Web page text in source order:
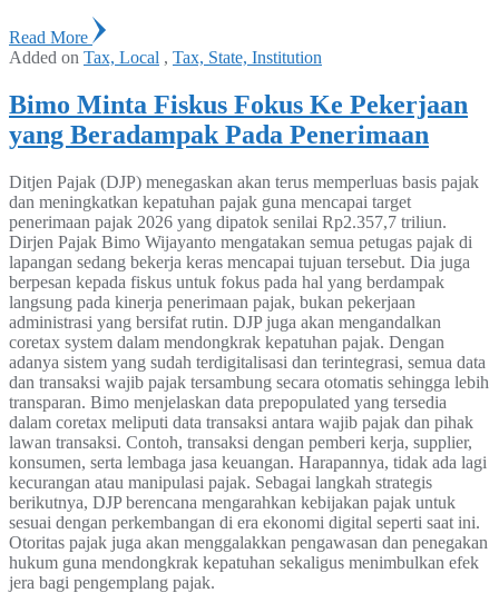
Read More
Added on Tax, Local , Tax, State, Institution
Bimo Minta Fiskus Fokus Ke Pekerjaan
yang Beradampak Pada Penerimaan
Ditjen Pajak (DJP) menegaskan akan terus memperluas basis pajak
dan meningkatkan kepatuhan pajak guna mencapai target
penerimaan pajak 2026 yang dipatok senilai Rp2.357,7 triliun.
Dirjen Pajak Bimo Wijayanto mengatakan semua petugas pajak di
lapangan sedang bekerja keras mencapai tujuan tersebut. Dia juga
berpesan kepada fiskus untuk fokus pada hal yang berdampak
langsung pada kinerja penerimaan pajak, bukan pekerjaan
administrasi yang bersifat rutin. DJP juga akan mengandalkan
coretax system dalam mendongkrak kepatuhan pajak. Dengan
adanya sistem yang sudah terdigitalisasi dan terintegrasi, semua data
dan transaksi wajib pajak tersambung secara otomatis sehingga lebih
transparan. Bimo menjelaskan data prepopulated yang tersedia
dalam coretax meliputi data transaksi antara wajib pajak dan pihak
lawan transaksi. Contoh, transaksi dengan pemberi kerja, supplier,
konsumen, serta lembaga jasa keuangan. Harapannya, tidak ada lagi
kecurangan atau manipulasi pajak. Sebagai langkah strategis
berikutnya, DJP berencana mengarahkan kebijakan pajak untuk
sesuai dengan perkembangan di era ekonomi digital seperti saat ini.
Otoritas pajak juga akan menggalakkan pengawasan dan penegakan
hukum guna mendongkrak kepatuhan sekaligus menimbulkan efek
jera bagi pengemplang pajak.